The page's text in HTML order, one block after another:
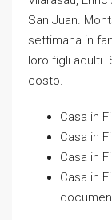
San Juan.
settimana in
loro figli adulti.
costo.
Casa in
Casa in
Casa in
Casa in